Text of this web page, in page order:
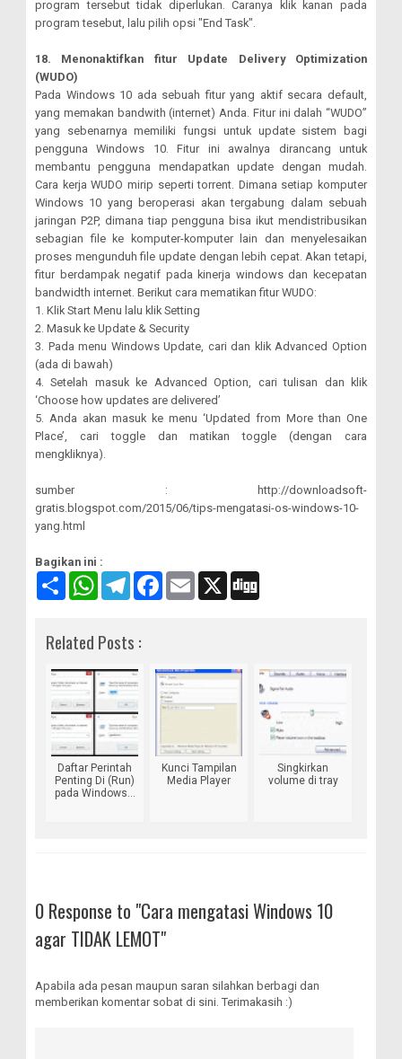
program tersebut tidak diperlukan. Caranya klik kanan pada
program tesebut, lalu pilih opsi "End Task".
18. Menonaktifkan fitur Update Delivery Optimization
(WUDO)
Pada Windows 10 ada sebuah fitur yang aktif secara default,
yang memakan bandwith (internet) Anda. Fitur ini dalah “WUDO”
yang sebenarnya memiliki fungsi untuk update sistem bagi
pengguna Windows 10. Fitur ini awalnya dirancang untuk
membantu pengguna mendapatkan update dengan mudah.
Cara kerja WUDO mirip seperti torrent. Dimana setiap komputer
Windows 10 yang beroperasi akan tergabung dalam sebuah
jaringan P2P, dimana tiap pengguna bisa ikut mendistribusikan
sebagian file ke komputer-komputer lain dan menyelesaikan
proses mengunduh file update dengan lebih cepat. Akan tetapi,
fitur berdampak negatif pada kinerja windows dan kecepatan
bandwidth internet. Berikut cara mematikan fitur WUDO:
1. Klik Start Menu lalu klik Setting
2. Masuk ke Update & Security
3. Pada menu Windows Update, cari dan klik Advanced Option
(ada di bawah)
4. Setelah masuk ke Advanced Option, cari tulisan dan klik
‘Choose how updates are delivered’
5. Anda akan masuk ke menu ‘Updated from More than One
Place’, cari toggle dan matikan toggle (dengan cara
mengkliknya).
sumber : http://downloadsoft-
gratis.blogspot.com/2015/06/tips-mengatasi-os-windows-10-
yang.html
Bagikan ini :
S
n
W
s
A
p
T
r
m
F
k
E
m
X
Related Posts :
Daftar Perintah
Penting Di (Run)
pada Windows...
Kunci Tampilan
Media Player
Singkirkan
volume di tray
0 Response to "Cara mengatasi Windows 10
agar TIDAK LEMOT"
Apabila ada pesan maupun saran silahkan berbagi dan
memberikan komentar sobat di sini. Terimakasih :)